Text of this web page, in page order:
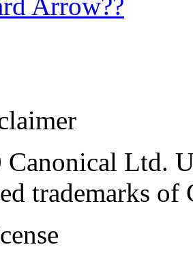
Ltd.
trademarks of